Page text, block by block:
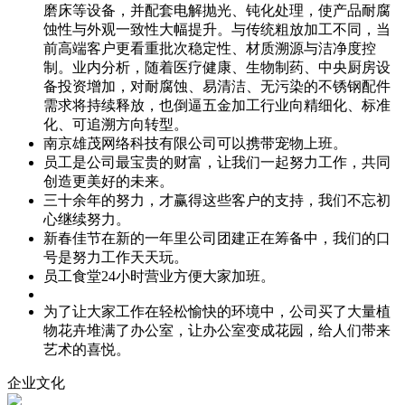
磨床等设备，并配套电解抛光、钝化处理，使产品耐腐
蚀性与外观一致性大幅提升。与传统粗放加工不同，当
前高端客户更看重批次稳定性、材质溯源与洁净度控
制。业内分析，随着医疗健康、生物制药、中央厨房设
备投资增加，对耐腐蚀、易清洁、无污染的不锈钢配件
需求将持续释放，也倒逼五金加工行业向精细化、标准
化、可追溯方向转型。
南京雄茂网络科技有限公司可以携带宠物上班。
员工是公司最宝贵的财富，让我们一起努力工作，共同
创造更美好的未来。
三十余年的努力，才赢得这些客户的支持，我们不忘初
心继续努力。
新春佳节在新的一年里公司团建正在筹备中，我们的口
号是努力工作天天玩。
员工食堂24小时营业方便大家加班。
为了让大家工作在轻松愉快的环境中，公司买了大量植
物花卉堆满了办公室，让办公室变成花园，给人们带来
艺术的喜悦。
企业文化